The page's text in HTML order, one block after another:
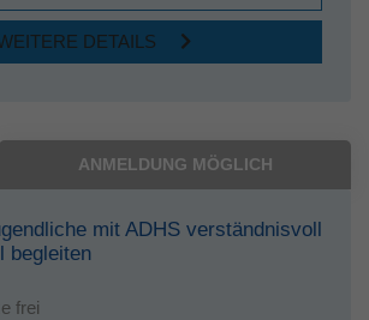
DETAILS
ANMELDUNG MÖGLICH
mit ADHS verständnisvoll
begleiten
frei